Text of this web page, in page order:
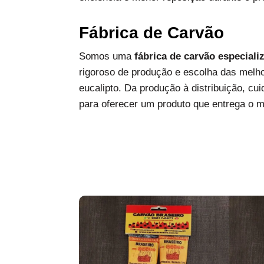
Fábrica de Carvão
Somos umafábrica de carvão
rigoroso de produção e escolha das
eucalipto. Da produção à distribuição,
para oferecer um produto que entrega o